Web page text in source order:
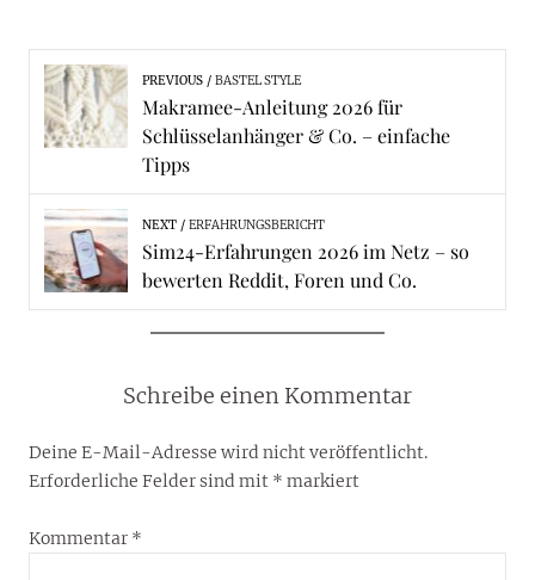
PREVIOUS BASTEL STYLE
Makramee-Anleitung 2026 für
Schlüsselanhänger & Co. – einfache
Tipps
NEXT ERFAHRUNGSBERICHT
Sim24-Erfahrungen 2026 im Netz – so
bewerten Reddit, Foren und Co.
Schreibe einen Kommentar
Deine E-Mail-Adresse wird nicht veröffentlicht.
Erforderliche Felder sind mit * markiert
Kommentar *